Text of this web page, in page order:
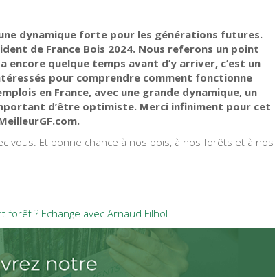
dynamique forte pour les générations futures.
de France Bois 2024. Nous referons un point
encore quelque temps avant d’y arriver, c’est un
pour comprendre comment fonctionne
en France, avec une grande dynamique, un
d’être optimiste. Merci infiniment pour cet
vous. Et bonne chance à nos bois, à nos forêts et à nos
forêt ? Echange avec Arnaud Filhol